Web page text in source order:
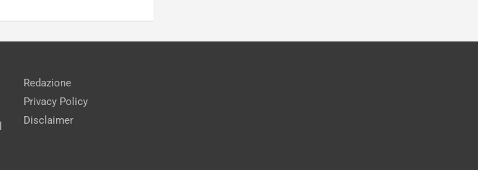
Redazione
Privacy Policy
Disclaimer